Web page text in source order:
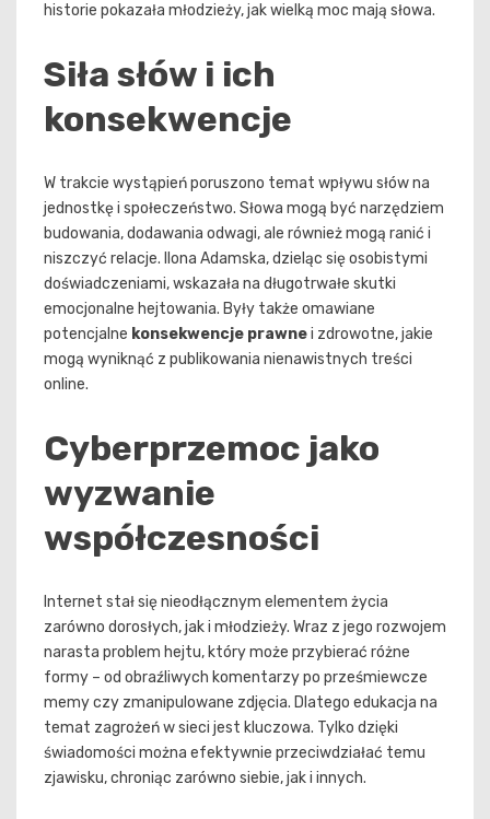
historie pokazała młodzieży, jak wielką moc mają słowa.
Siła słów i ich
konsekwencje
W trakcie wystąpień poruszono temat wpływu słów na
jednostkę i społeczeństwo. Słowa mogą być narzędziem
budowania, dodawania odwagi, ale również mogą ranić i
niszczyć relacje. Ilona Adamska, dzieląc się osobistymi
doświadczeniami, wskazała na długotrwałe skutki
emocjonalne hejtowania. Były także omawiane
potencjalne konsekwencje prawnei zdrowotne, jakie
mogą wyniknąć z publikowania nienawistnych treści
online.
Cyberprzemoc jako
wyzwanie
współczesności
Internet stał się nieodłącznym elementem życia
zarówno dorosłych, jak i młodzieży. Wraz z jego rozwojem
narasta problem hejtu, który może przybierać różne
formy – od obraźliwych komentarzy po prześmiewcze
memy czy zmanipulowane zdjęcia. Dlatego edukacja na
temat zagrożeń w sieci jest kluczowa. Tylko dzięki
świadomości można efektywnie przeciwdziałać temu
zjawisku, chroniąc zarówno siebie, jak i innych.